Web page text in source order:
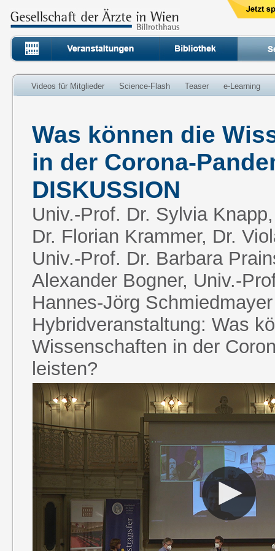
Videos für Mitglieder Science-Flash Teaser e-Learning
Was können die
in der Corona-
DISKUSSION
Univ.-Prof. Dr. Sylvia
Dr. Florian Krammer, Dr.
Univ.-Prof. Dr. Barbara
Alexander Bogner, Univ.-
Hannes-Jörg
Hybridveranstaltung: Was
Wissenschaften in der
leisten?